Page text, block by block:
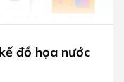
đồ họa nước